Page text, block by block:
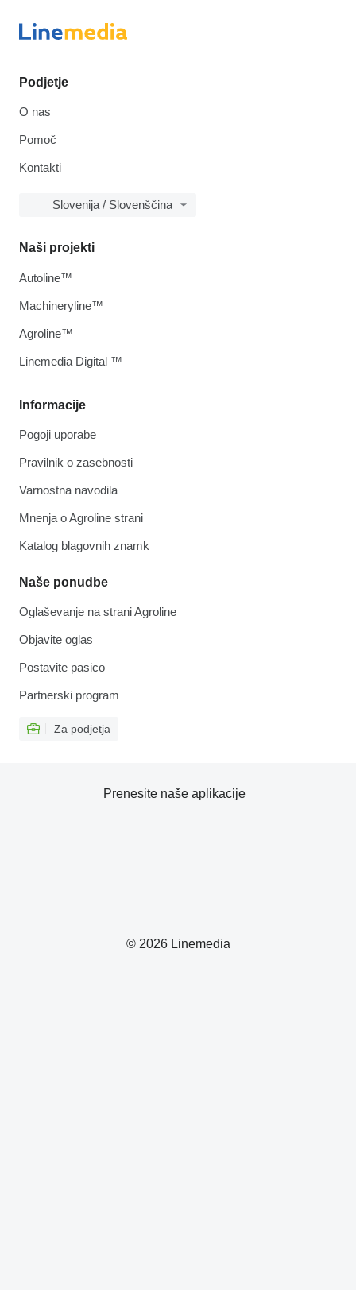
Podjetje
O nas
Pomoč
Kontakti
Slovenija / Slovenščina
Informacije
Pogoji uporabe
Pravilnik o zasebnosti
Varnostna navodila
Mnenja o Agroline strani
Katalog blagovnih znamk
Naše ponudbe
Oglaševanje na strani Agroline
Objavite oglas
Postavite pasico
Partnerski program
Za podjetja
Naši projekti
Autoline™
Machineryline™
Agroline™
Linemedia Digital ™
© 2026 Linemedia
Prenesite naše aplikacije